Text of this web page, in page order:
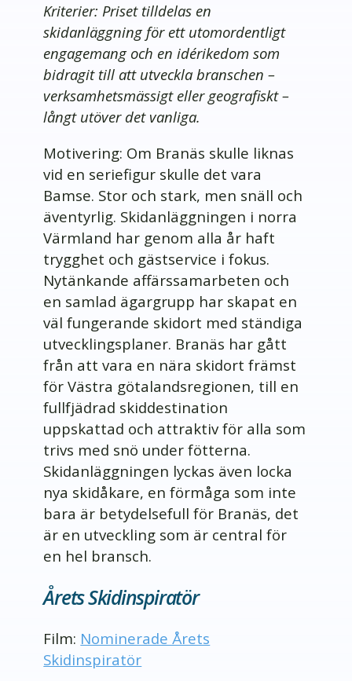
Kriterier: Priset tilldelas en
skidanläggning för ett utomordentligt
engagemang och en idérikedom som
bidragit till att utveckla branschen –
verksamhetsmässigt eller geografiskt –
långt utöver det vanliga.
Motivering: Om Branäs skulle liknas
vid en seriefigur skulle det vara
Bamse. Stor och stark, men snäll och
äventyrlig. Skidanläggningen i norra
Värmland har genom alla år haft
trygghet och gästservice i fokus.
Nytänkande affärssamarbeten och
en samlad ägargrupp har skapat en
väl fungerande skidort med ständiga
utvecklingsplaner. Branäs har gått
från att vara en nära skidort främst
för Västra götalandsregionen, till en
fullfjädrad skiddestination
uppskattad och attraktiv för alla som
trivs med snö under fötterna.
Skidanläggningen lyckas även locka
nya skidåkare, en förmåga som inte
bara är betydelsefull för Branäs, det
är en utveckling som är central för
en hel bransch.
Årets Skidinspiratör
Film: Nominerade Årets
Skidinspiratör